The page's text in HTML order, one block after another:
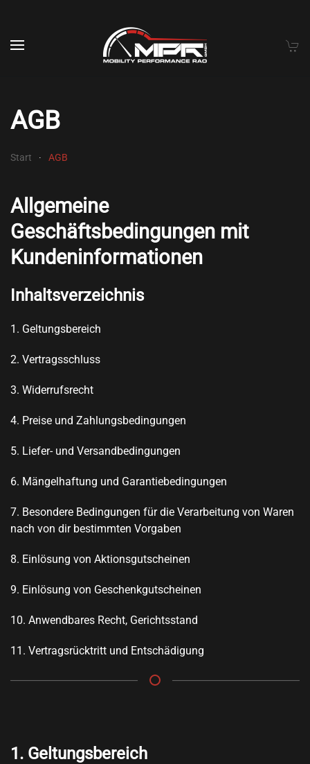
Skip to main content
AGB
Start AGB
Allgemeine
Geschäftsbedingungen mit
Kundeninformationen
Inhaltsverzeichnis
1. Geltungsbereich
2. Vertragsschluss
3. Widerrufsrecht
4. Preise und Zahlungsbedingungen
5. Liefer- und Versandbedingungen
6. Mängelhaftung und Garantiebedingungen
7. Besondere Bedingungen für die Verarbeitung von Waren
nach von dir bestimmten Vorgaben
8. Einlösung von Aktionsgutscheinen
9. Einlösung von Geschenkgutscheinen
10. Anwendbares Recht, Gerichtsstand
11. Vertragsrücktritt und Entschädigung
1. Geltungsbereich